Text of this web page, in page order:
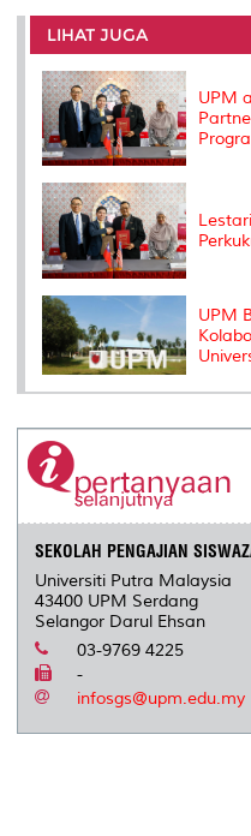
e
b
o
o
k
t
e
r
e
I
l
LIHAT JUGA
UPM
UPM
SEKOLAH PENGAJIAN
Universiti Putra Malaysia
43400 UPM Serdang
Selangor Darul Ehsan
03-9769 4225
-
infosgs@upm.edu.my